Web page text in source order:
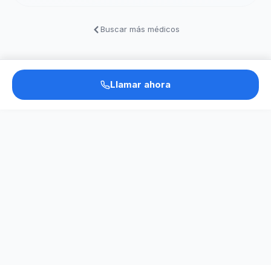
Buscar más médicos
Llamar ahora